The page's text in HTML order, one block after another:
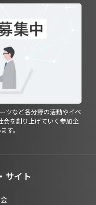
ツなど各分野の活動やイベ
会を創り上げていく参加企
す。
サイト